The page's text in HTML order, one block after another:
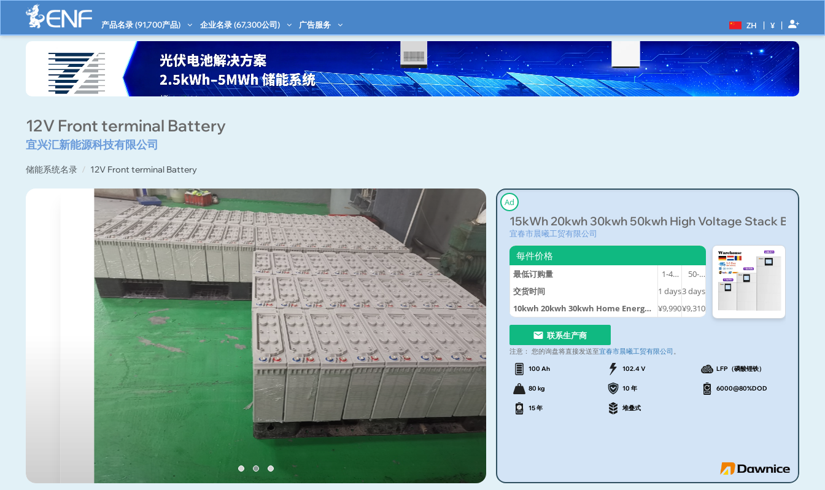
产品名录 (91,700产品) 企业名录 (67,300公司) 广告服务 ZH | ¥ |
12V Front terminal Battery
宜兴汇新能源科技有限公司
储能系统名录 12V Front terminal Battery
Ad
15kWh 20kwh 30kwh 50kwh High Voltage Stack Battery
宜春市晨曦工贸有限公司
每件价格
最低订购量
1-49
50-
交货时间 1 days3days
10kwh 20kwh 30kwh Home Energy
Storage Battery
¥9,990¥9,310
联系生产商
注意： 您的询盘将直接发送至宜春市晨曦工贸有限公司 。
100 Ah 102.4 V LFP（磷酸锂铁）
80 kg 10 年 6000@80%DOD
15 年 堆叠式